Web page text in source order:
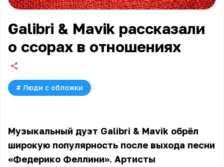
Galibri & Mavik рассказали
о ссорах в отношениях
# Люди с обложки
Музыкальный дуэт Galibri & Mavik обрёл
широкую популярность после выхода песни
«Федерико Феллини». Артисты